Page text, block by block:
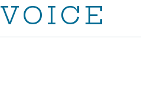
VOICE